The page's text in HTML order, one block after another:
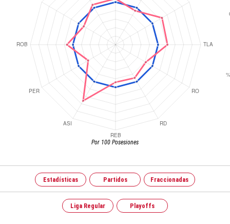
Por 100 Posesiones
Estadísticas Partidos Fraccionadas
Liga Regular Playoffs